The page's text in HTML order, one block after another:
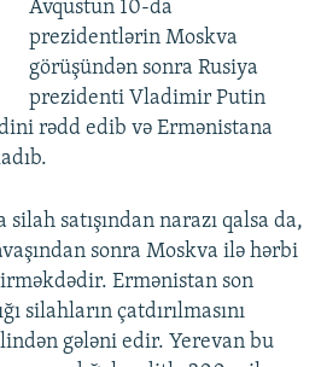
Avqustun 10-da
prezidentlərin Moskva
görüşündən sonra Rusiya
prezidenti Vladimir Putin
rədd edib və Ermənistana
silah satışından narazı qalsa da,
sonra Moskva ilə hərbi
Ermənistan son
silahların çatdırılmasını
gələni edir. Yerevan bu